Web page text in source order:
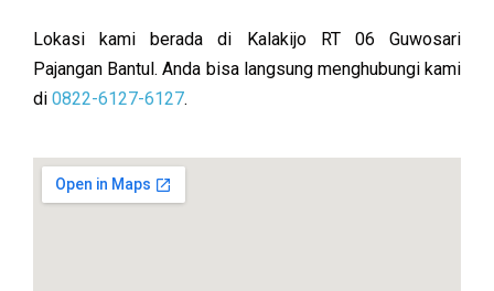
Lokasi kami berada di Kalakijo RT 06 Guwosari
Pajangan Bantul. Anda bisa langsung menghubungi kami
di 0822-6127-6127.